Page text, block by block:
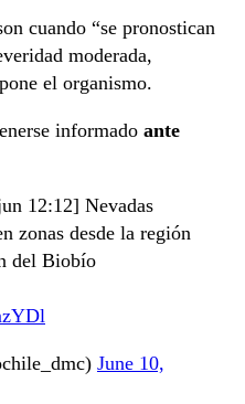
cuando “se pronostican
moderada,
el organismo.
informado ante
12:12] Nevadas
zonas desde la región
del Biobío
June 10,